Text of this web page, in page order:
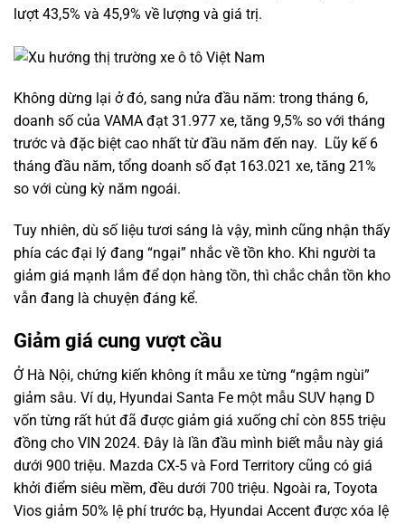
lượt 43,5% và 45,9% về lượng và giá trị.
Không dừng lại ở đó, sang nửa đầu năm: trong tháng 6,
doanh số của VAMA đạt 31.977 xe, tăng 9,5% so với tháng
trước và đặc biệt cao nhất từ đầu năm đến nay. Lũy kế 6
tháng đầu năm, tổng doanh số đạt 163.021 xe, tăng 21%
so với cùng kỳ năm ngoái.
Tuy nhiên, dù số liệu tươi sáng là vậy, mình cũng nhận thấy
phía các đại lý đang “ngại” nhắc về tồn kho. Khi người ta
giảm giá mạnh lắm để dọn hàng tồn, thì chắc chắn tồn kho
vẫn đang là chuyện đáng kể.
Giảm giá cung vượt cầu
Ở Hà Nội, chứng kiến không ít mẫu xe từng “ngậm ngùi”
giảm sâu. Ví dụ, Hyundai Santa Fe một mẫu SUV hạng D
vốn từng rất hút đã được giảm giá xuống chỉ còn 855 triệu
đồng cho VIN 2024. Đây là lần đầu mình biết mẫu này giá
dưới 900 triệu. Mazda CX-5 và Ford Territory cũng có giá
khởi điểm siêu mềm, đều dưới 700 triệu. Ngoài ra, Toyota
Vios giảm 50% lệ phí trước bạ, Hyundai Accent được xóa lệ